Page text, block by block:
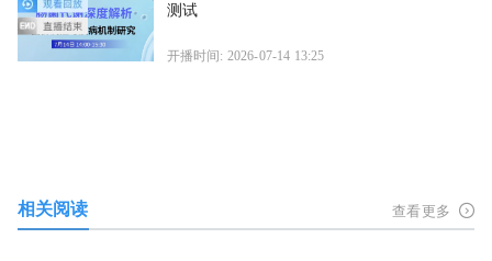
测试
开播时间: 2026-07-14 13:25
相关阅读 查看更多